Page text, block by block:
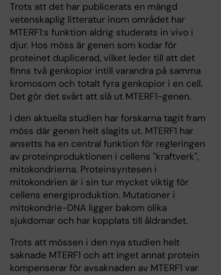
Trots att det har publicerats en mängd
vetenskaplig litteratur inom området har
MTERF1:s funktion aldrig studerats in vivo i
djur. Hos möss är genen som kodar för
proteinet duplicerad, vilket leder till att det
finns två genkopior intill varandra på samma
kromosom och totalt fyra genkopior i en cell.
Det gör det svårt att slå ut MTERF1-genen.
I den aktuella studien har forskarna tagit fram
möss där genen helt slagits ut. MTERF1 har
ansetts ha en central funktion för regleringen
av proteinproduktionen i cellens "kraftverk",
mitokondrierna. Proteinsyntesen i
mitokondrien är i sin tur mycket viktig för
cellens energiproduktion. Mutationer i
mitokondrie-DNA ligger bakom olika
sjukdomar och har kopplats till åldrandet.
Trots att mössen i den nya studien helt
saknade MTERF1 och att inget annat protein
kompenserar för avsaknaden av MTERF1 var